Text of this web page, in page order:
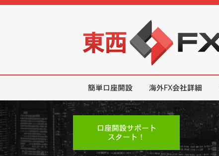
簡単口座開設 海外FX会社詳細
口座開設サポート
スタート！